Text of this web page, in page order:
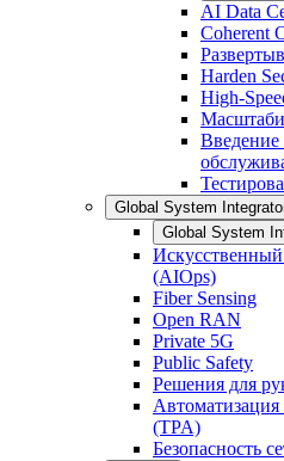
AI Data
Coherent
Harden
High-
Введение
Global System
Global System
(AIOps)
Fiber Sensing
Open RAN
Private 5G
Public Safety
Решения для
Автоматизация
(TPA)
Безопасность